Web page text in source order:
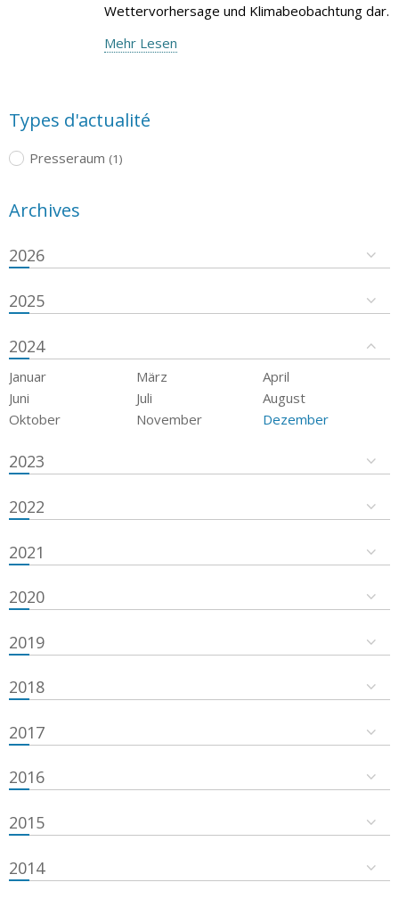
Wettervorhersage und Klimabeobachtung dar.
Mehr Lesen
Types d'actualité
Presseraum (1)
Archives
2026
2025
2024
Januar März
April
Juni
Juli
August
Oktober
November Dezember
2023
2022
2021
2020
2019
2018
2017
2016
2015
2014